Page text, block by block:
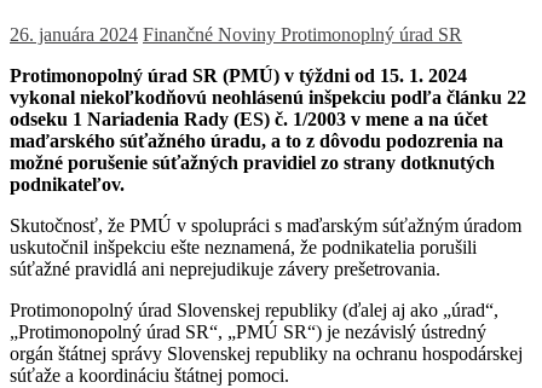
26. januára 2024 Finančné Noviny Protimonoplný úrad SR
Protimonopolný úrad SR (PMÚ) v týždni od 15. 1. 2024
vykonal niekoľkodňovú neohlásenú inšpekciu podľa článku 22
odseku 1 Nariadenia Rady (ES) č. 1/2003 v mene a na účet
maďarského súťažného úradu, a to z dôvodu podozrenia na
možné porušenie súťažných pravidiel zo strany dotknutých
podnikateľov.
Skutočnosť, že PMÚ v spolupráci s maďarským súťažným úradom
uskutočnil inšpekciu ešte neznamená, že podnikatelia porušili
súťažné pravidlá ani neprejudikuje závery prešetrovania.
Protimonopolný úrad Slovenskej republiky (ďalej aj ako „úrad“,
„Protimonopolný úrad SR“, „PMÚ SR“) je nezávislý ústredný
orgán štátnej správy Slovenskej republiky na ochranu hospodárskej
súťaže a koordináciu štátnej pomoci.